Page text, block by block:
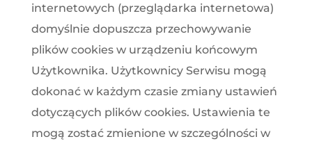
internetowych (przeglądarka internetowa)
domyślnie dopuszcza przechowywanie
plików cookies w urządzeniu końcowym
Użytkownika. Użytkownicy Serwisu mogą
dokonać w każdym czasie zmiany ustawień
dotyczących plików cookies. Ustawienia te
mogą zostać zmienione w szczególności w